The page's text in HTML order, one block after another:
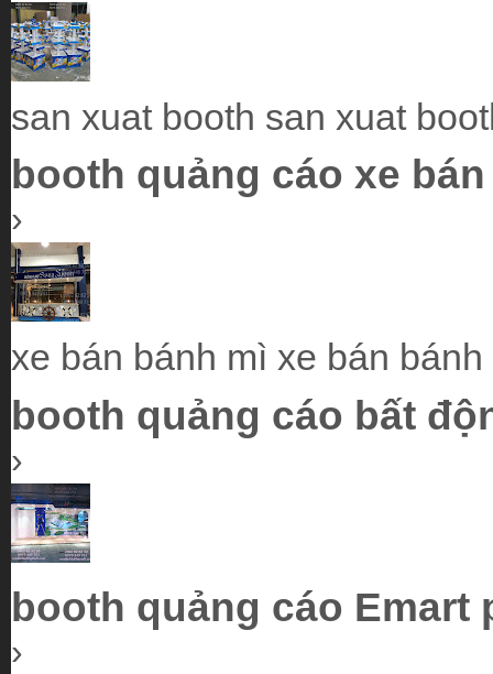
san xuat booth san xuat
booth quảng cáo xe
›
xe bán bánh mì xe bán
booth quảng cáo bất
›
booth quảng cáo Emart
›